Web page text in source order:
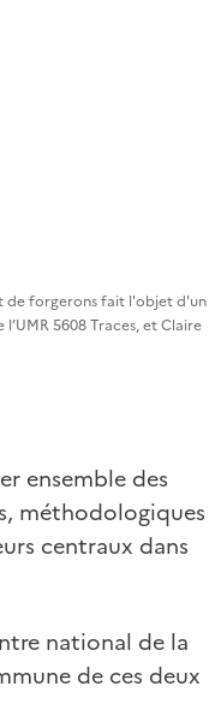
de forgerons fait l'objet d'un
5608 Traces, et Claire
ensemble des
méthodologiques
centraux dans
national de la
de ces deux